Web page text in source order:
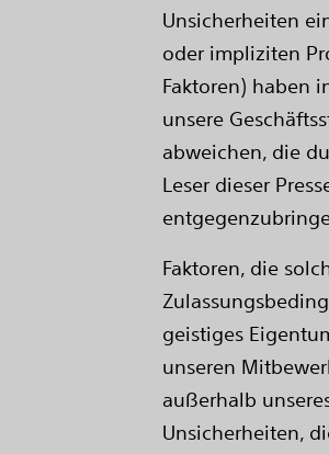
Unsicherheiten
oder impliziten
Faktoren) haben
unsere
abweichen, die
Leser dieser
Faktoren, die
geistiges
unseren
außerhalb
Unsicherheiten,